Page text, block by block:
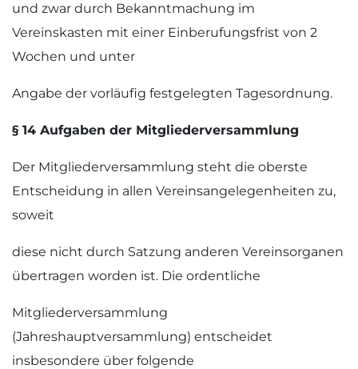
und zwar durch Bekanntmachung im
Vereinskasten mit einer Einberufungsfrist von 2
Wochen und unter
Angabe der vorläufig festgelegten Tagesordnung.
§ 14 Aufgaben der Mitgliederversammlung
Der Mitgliederversammlung steht die oberste
Entscheidung in allen Vereinsangelegenheiten zu,
soweit
diese nicht durch Satzung anderen Vereinsorganen
übertragen worden ist. Die ordentliche
Mitgliederversammlung
(Jahreshauptversammlung) entscheidet
insbesondere über folgende